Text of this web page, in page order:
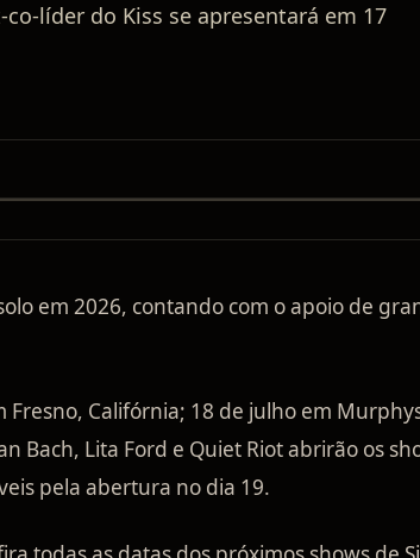
líder do Kiss se apresentará em 17
em 2026, contando com o apoio de
Fresno, Califórnia; 18 de julho em
Bach, Lita Ford e Quiet Riot abrirão os
pela abertura no dia 19.